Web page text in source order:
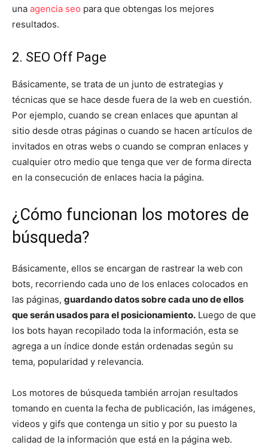
una agencia seo para que obtengas los mejores
resultados.
2. SEO Off Page
Básicamente, se trata de un junto de estrategias y
técnicas que se hace desde fuera de la web en cuestión.
Por ejemplo, cuando se crean enlaces que apuntan al
sitio desde otras páginas o cuando se hacen artículos de
invitados en otras webs o cuando se compran enlaces y
cualquier otro medio que tenga que ver de forma directa
en la consecución de enlaces hacia la página.
¿Cómo funcionan los motores de
búsqueda?
Básicamente, ellos se encargan de rastrear la web con
bots, recorriendo cada uno de los enlaces colocados en
las páginas, guardando datos sobre cada uno de ellos
que serán usados para el posicionamiento. Luego de que
los bots hayan recopilado toda la información, esta se
agrega a un índice donde están ordenadas según su
tema, popularidad y relevancia.
Los motores de búsqueda también arrojan resultados
tomando en cuenta la fecha de publicación, las imágenes,
videos y gifs que contenga un sitio y por su puesto la
calidad de la información que está en la página web.